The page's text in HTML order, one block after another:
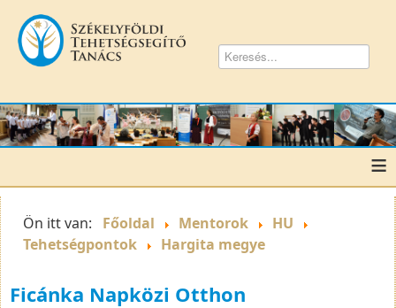
≡
Ön itt van: Főoldal Mentorok
HU
Tehetségpontok
Hargita megye
Ficánka Napközi Otthon